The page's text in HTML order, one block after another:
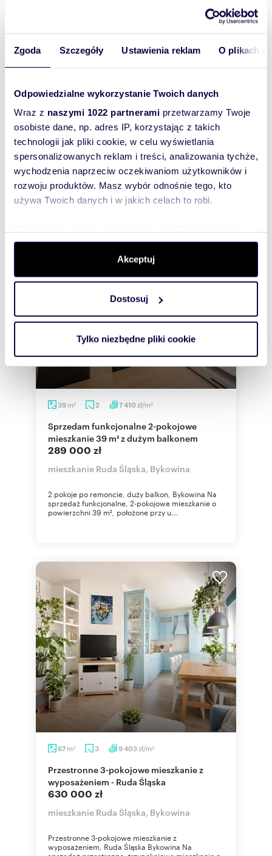
Zgoda Szczegóły Ustawienia reklam O plikach
Odpowiedzialne wykorzystanie Twoich danych
Wraz z naszymi 1022 partnerami przetwarzamy Twoje
osobiste dane, np. adres IP, korzystając z takich
technologii jak pliki cookie, w celu wyświetlania
spersonalizowanych reklam i treści, analizowania tychże,
wychodzenia naprzeciw oczekiwaniom użytkowników i
rozwoju produktów. Masz wybór odnośnie tego, kto
używa Twoich danych i w jakich celach to robi.
dane są przetwarzane oraz ustaw własne preferencje w
. W Deklaracji plików cookie możesz
zmienić lub wycofać swoją zgodę w dowolnej chwili.
Wykorzystujemy pliki cookie do spersonalizowania treści
i reklam, aby oferować funkcje społecznościowe i
korzystasz z naszej witryny, udostępniamy partnerom
Partnerzy mogą połączyć te informacje z innymi danymi
otrzymanymi od Ciebie lub uzyskanymi podczas
korzystania z ich usług.
Akceptuj
Dostosuj
Tylko niezbędne pliki cookie
południe
mieszkanie Ruda Śląska, Bykowina,
Plebiscytowa
Tylko w Realton!Mam przyjemność zaprezentować
Państwu mieszkanie do własnej aranżacji,
znajdujące się na Bykowinie, przy ul. Ple...
39 m2 2 7 410zł/m2
Sprzedam funkcjonalne 2-pokojowe
mieszkanie 39 m² z dużym balkonem
289 000 zł
mieszkanie Ruda Śląska, Bykowina
2 pokoje po remoncie, duży balkon, Bykowina Na
sprzedaż funkcjonalne, 2-pokojowe mieszkanie o
powierzchni 39 m², położone przy u...
67 m2 3 9 403zł/m2
Przestronne 3-pokojowe mieszkanie z
wyposażeniem - Ruda Śląska
630 000 zł
mieszkanie Ruda Śląska, Bykowina
Przestronne 3-pokojowe mieszkanie z
wyposażeniem, Ruda Śląska Bykowina Na